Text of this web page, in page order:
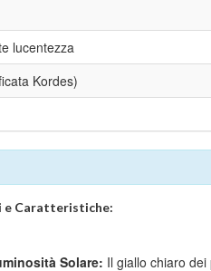
lucentezza
Kordes)
e Caratteristiche:
Solare: Il giallo chiaro